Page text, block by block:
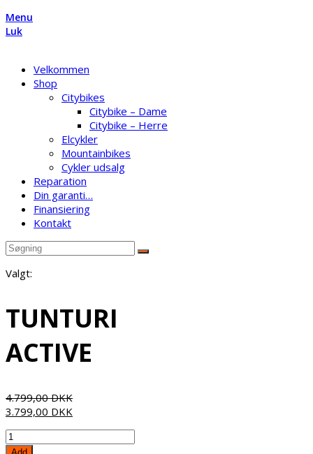
Menu
Luk
Velkommen
Shop
Citybikes
Citybike – Dame
Citybike – Herre
Elcykler
Mountainbikes
Cykler udsalg
Reparation
Din garanti…
Finansiering
Kontakt
Valgt:
TUNTURI
ACTIVE
4.799,00DKK
3.799,00 DKK
TUNTURI
ACTIVE